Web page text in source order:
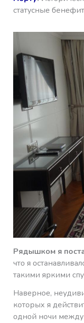
статусные
Рядышком я
что я
такими яркими
Наверное,
которых я
одной ночи